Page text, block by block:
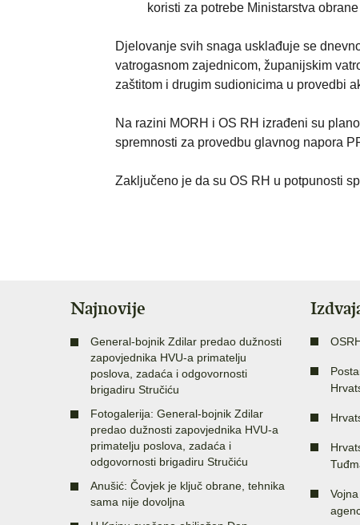
koristi za potrebe Ministarstva
Djelovanje svih snaga usklađuje se
vatrogasnom zajednicom, županijskim
zaštitom i drugim sudionicima u provedbi
Na razini MORH i OS RH izrađeni su
spremnosti za provedbu glavnog napora
Zaključeno je da su OS RH u potpunosti
Najnovije
General-bojnik Zdilar predao dužnosti
zapovjednika HVU-a primatelju
poslova, zadaća i odgovornosti
brigadiru Stručiću
Fotogalerija: General-bojnik Zdilar
predao dužnosti zapovjednika HVU-a
primatelju poslova, zadaća i
odgovornosti brigadiru Stručiću
Anušić: Čovjek je ključ obrane, tehnika
sama nije dovoljna